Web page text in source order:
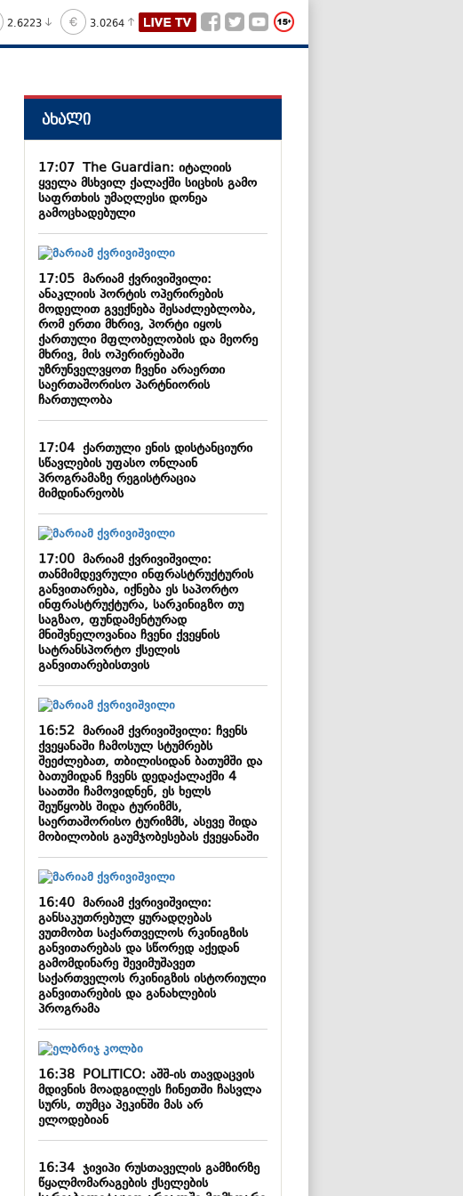
2.6223 3.0264
ახალი
17:07The Guardian: იტალიის
ყველა მსხვილ ქალაქში სიცხის გამო
საფრთხის უმაღლესი დონეა
გამოცხადებული
17:05მარიამ ქვრივიშვილი:
ანაკლიის პორტის ოპერირების
მოდელით გვექნება შესაძლებლობა,
რომ ერთი მხრივ, პორტი იყოს
ქართული მფლობელობის და მეორე
მხრივ, მის ოპერირებაში
უზრუნველვყოთ ჩვენი არაერთი
საერთაშორისო პარტნიორის
ჩართულობა
17:04ქართული ენის დისტანციური
სწავლების უფასო ონლაინ
პროგრამაზე რეგისტრაცია
მიმდინარეობს
17:00მარიამ ქვრივიშვილი:
თანმიმდევრული ინფრასტრუქტურის
განვითარება, იქნება ეს საპორტო
ინფრასტრუქტურა, სარკინიგზო თუ
საგზაო, ფუნდამენტურად
მნიშვნელოვანია ჩვენი ქვეყნის
სატრანსპორტო ქსელის
განვითარებისთვის
16:52მარიამ ქვრივიშვილი: ჩვენს
ქვეყანაში ჩამოსულ სტუმრებს
შეეძლებათ, თბილისიდან ბათუმში და
ბათუმიდან ჩვენს დედაქალაქში 4
საათში ჩამოვიდნენ, ეს ხელს
შეუწყობს შიდა ტურიზმს,
საერთაშორისო ტურიზმს, ასევე შიდა
მობილობის გაუმჯობესებას ქვეყანაში
16:40მარიამ ქვრივიშვილი:
განსაკუთრებულ ყურადღებას
ვუთმობთ საქართველოს რკინიგზის
განვითარებას და სწორედ აქედან
გამომდინარე შევიმუშავეთ
საქართველოს რკინიგზის ისტორიული
განვითარების და განახლების
პროგრამა
16:38POLITICO: აშშ-ის თავდაცვის
მდივნის მოადგილეს ჩინეთში ჩასვლა
სურს, თუმცა პეკინში მას არ
ელოდებიან
16:34ჯივიპი რუსთაველის გამზირზე
წყალმომარაგების ქსელების